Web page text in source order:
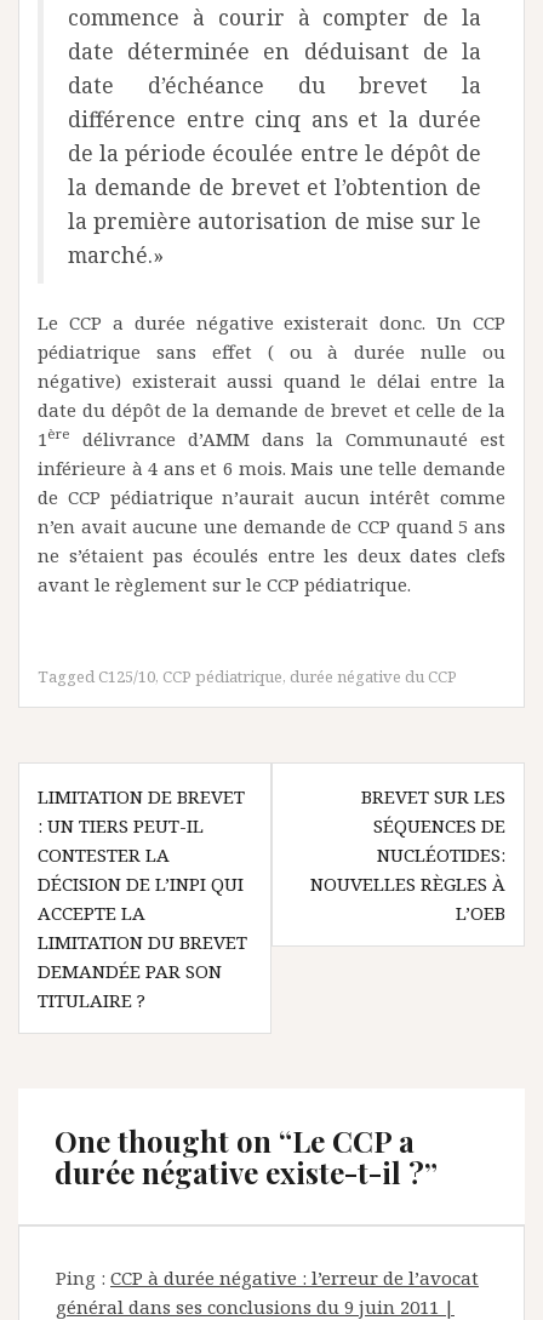
commence à courir à compter de la
date déterminée en déduisant de la
date d’échéance du brevet la
différence entre cinq ans et la durée
de la période écoulée entre le dépôt de
la demande de brevet et l’obtention de
la première autorisation de mise sur le
marché.»
Le CCP a durée négative existerait donc. Un CCP
pédiatrique sans effet ( ou à durée nulle ou
négative) existerait aussi quand le délai entre la
date du dépôt de la demande de brevet et celle de la
1 ère
délivrance d’AMM dans la Communauté est
inférieure à 4 ans et 6 mois. Mais une telle demande
de CCP pédiatrique n’aurait aucun intérêt comme
n’en avait aucune une demande de CCP quand 5 ans
ne s’étaient pas écoulés entre les deux dates clefs
avant le règlement sur le CCP pédiatrique.
Tagged C125/10, CCP pédiatrique, durée négative du CCP
Navigation
de
l’article
LIMITATION DE BREVET
: UN TIERS PEUT-IL
CONTESTER LA
DÉCISION DE L’INPI QUI
ACCEPTE LA
LIMITATION DU BREVET
DEMANDÉE PAR SON
TITULAIRE ?
BREVET SUR LES
SÉQUENCES DE
NUCLÉOTIDES:
NOUVELLES RÈGLES À
L’OEB
One thought on “Le CCP a
durée négative existe-t-il ?”
Ping : CCP à durée négative : l’erreur de l’avocat
général dans ses conclusions du 9 juin 2011 |